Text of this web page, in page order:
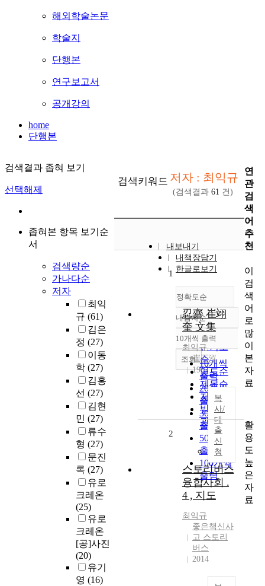
해외학술논문
학술지
단행본
연구보고서
공개강의
home
단행본
검색결과 좁혀 보기
선택해제
좁혀본 항목 보기순
서
검색량순
가나다순
저자
최익
규 (61)
김은
정 (27)
이동
학 (27)
김홍
선 (27)
김현
민 (27)
류수
형 (27)
문진
록 (27)
유로
크레온
(25)
유로
크레온
[공]사진
(20)
유기
영 (16)
검색키워드 저자 : 최익규
(검색결과 61 건)
내보내기
내책장담기
한글로보기
정확도순
정확도
순
인기도
순
연도순
제목순
저자순
발행기
관순
내림차순
내림차순
10개씩 출력
10개씩
출력
20개씩
출력
30개씩
출력
50개씩
출력
100개씩
출력
조회
1
忍齋 崔翊
奎 文集
최익규
崔石泓
1997
복
사/
대
출
신
청
2
스토리버스
융합사회 .
4 , 지도
최익규
좋은책신사
고 스토리
버스
2014
연
관
검
색
어
추
천
이
검
색
어
로
많
이
본
자
료
활
용
도
높
은
자
료